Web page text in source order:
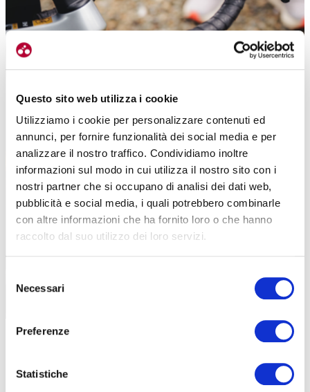
Questo sito web utilizza i cookie
Utilizziamo i cookie per personalizzare contenuti ed
annunci, per fornire funzionalità dei social media e per
analizzare il nostro traffico. Condividiamo inoltre
informazioni sul modo in cui utilizza il nostro sito con i
nostri partner che si occupano di analisi dei dati web,
pubblicità e social media, i quali potrebbero combinarle
con altre informazioni che ha fornito loro o che hanno
raccolto dal suo utilizzo dei loro servizi.
delNecessari
Preferenze
Statistiche
Il profilo del cerchio ondulato 47/52 millimetri, massimizza l’aerodinamica
Le ruote Sharq GR e Soniq GR sono state sviluppate in modo da